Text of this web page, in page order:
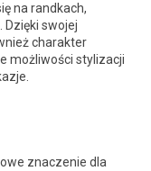
na randkach,
swojej
charakter
możliwości stylizacji
znaczenie dla